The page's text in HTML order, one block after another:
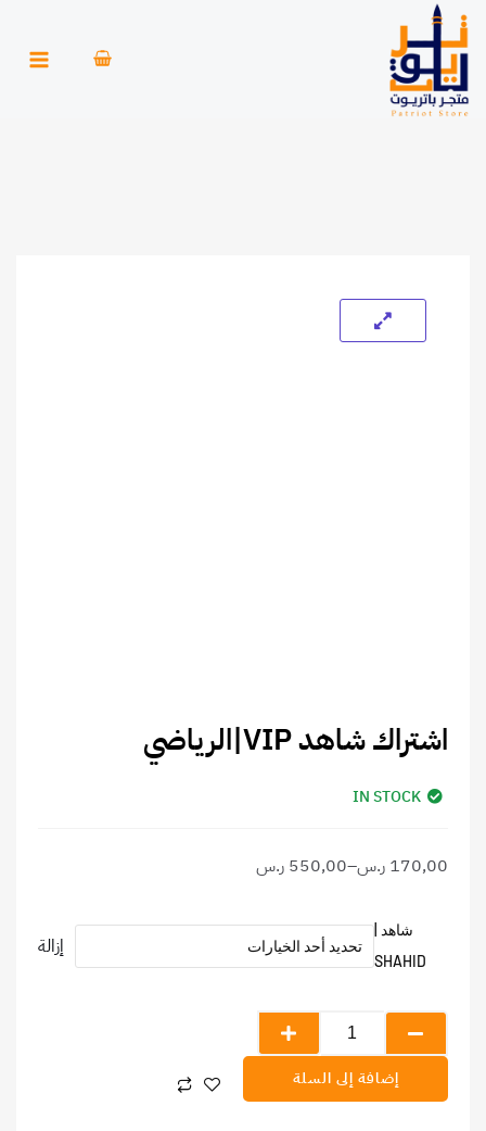
تخطي
المحتوى
اشتراك شاهد VIP|الرياضي
IN STOCK
170,00 ر.س–
550,00 ر.س
نطاق
شاهد |
SHAHID
إزالة
كمية
اشتراك
VIP|
الرياضي
إضافة إلى السلة